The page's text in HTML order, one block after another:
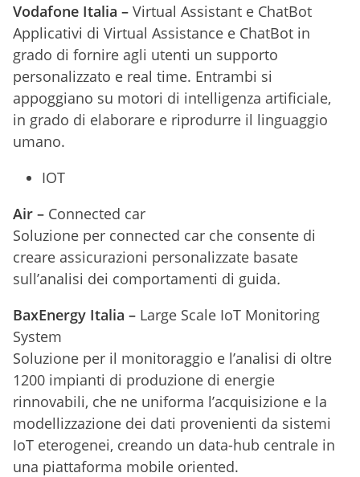
Vodafone Italia – Virtual Assistant e ChatBot
Applicativi di Virtual Assistance e ChatBot in
grado di fornire agli utenti un supporto
personalizzato e real time. Entrambi si
appoggiano su motori di intelligenza artificiale,
in grado di elaborare e riprodurre il linguaggio
umano.
IOT
Air – Connected car
Soluzione per connected car che consente di
creare assicurazioni personalizzate basate
sull’analisi dei comportamenti di guida.
BaxEnergy Italia – Large Scale IoT Monitoring
System
Soluzione per il monitoraggio e l’analisi di oltre
1200 impianti di produzione di energie
rinnovabili, che ne uniforma l’acquisizione e la
modellizzazione dei dati provenienti da sistemi
IoT eterogenei, creando un data-hub centrale in
una piattaforma mobile oriented.